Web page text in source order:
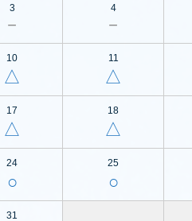
3
－
4
－
10
△
11
△
17
△
18
△
24
○
25
○
31